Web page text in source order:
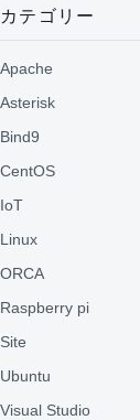
カテゴリー
Apache
Asterisk
Bind9
CentOS
IoT
Linux
ORCA
Raspberry pi
Site
Ubuntu
Visual Studio